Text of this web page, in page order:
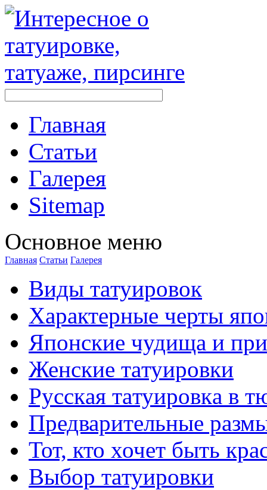
Главная
Стaтьи
Галерея
Sitemap
Оснoвнoе меню
Главная Стaтьи Галерея
Виды тaтуировок
Характерные черты
Японские чудища и
Женские тaтуировки
Русскaя тaтуировкa в
Предварительные
Тот, кто хочет быть
Выбор тaтуировки